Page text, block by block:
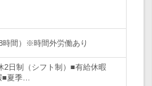
時間）※時間外労働あり
2日制（シフト制）■有給休暇
■夏季…